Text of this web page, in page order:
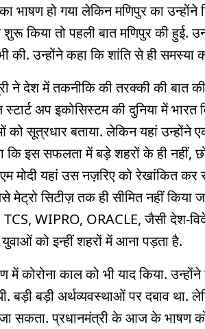
भाषण हो गया लेकिन मणिपुर का
किया तो पहली बात मणिपुर की हुई.
की. उन्होंने कहा कि शांति से ही समस्या
ने देश में तकनीकि की तरक्की की बात
अप इकोसिस्टम की दुनिया में
सूत्रधार बताया. लेकिन यहां उन्होंने
कि इस सफलता में बड़े शहरों के ही नहीं,
मोदी यहां उस नज़रिए को रेखांकित
मेट्रो सिटीज़ तक ही सीमित नहीं
WIPRO, ORACLE, जैसी देश-
को इन्हीं शहरों में आना पड़ता है.
कोरोना काल को भी याद किया. उन्होंने
बड़ी बड़ी अर्थव्यवस्थाओं पर दबाव था.
सकता. प्रधानमंत्री के आज के भाषण